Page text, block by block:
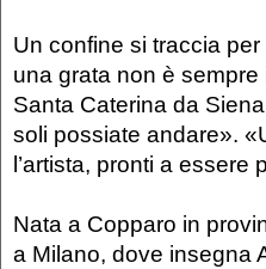
Un confine si traccia
una grata non è
Santa Caterina da
soli possiate andare».
l’artista, pronti a essere
Nata a Copparo in
a Milano, dove insegna